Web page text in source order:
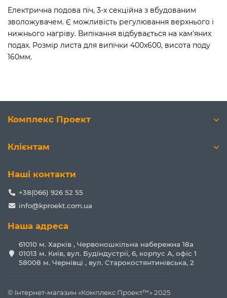
Електрична подова піч, 3-х секційна з вбудованим
зволожувачем. Є можливість регулювання верхнього і
нижнього нагріву. Випікання відбувається на кам'яних
подах. Розмір листа для випічки 400х600, висота поду
160мм.
Комплекс Проект
Клієнтам
Наші контакти
+38(066) 926 52 55
info@kproekt.com.ua
Наша адреса
61010 м. Харків , Червоношкільна набережна 18а
01013 м. Київ, вул. Будіндустрії, 6, корпус А, офіс 1
58008 м. Чернівці , вул. Старокостянтинівська, 2
© Інтернет-магазин «Комплекс Проект™» 2025